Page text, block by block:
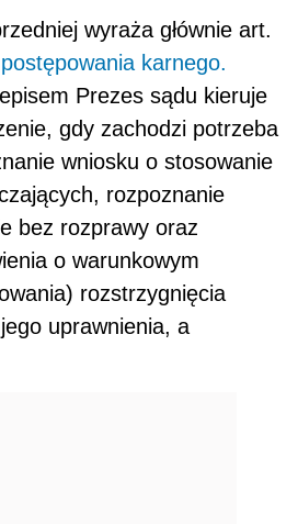
wyraża głównie art.
karnego.
Prezes sądu kieruje
gdy zachodzi potrzeba
wniosku o stosowanie
rozpoznanie
bez rozprawy oraz
o warunkowym
rozstrzygnięcia
uprawnienia, a